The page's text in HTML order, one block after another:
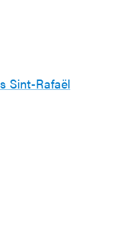
Sint-Rafaël